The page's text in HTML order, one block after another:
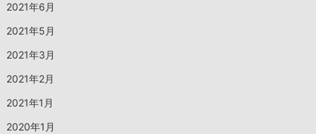
2021年6月
2021年5月
2021年3月
2021年2月
2021年1月
2020年1月